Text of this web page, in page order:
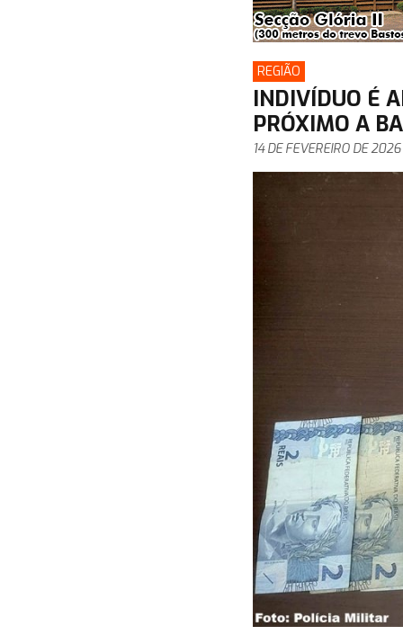
REGIÃO
INDIVÍDUO É
PRÓXIMO A
14 DE FEVEREIRO DE 2026